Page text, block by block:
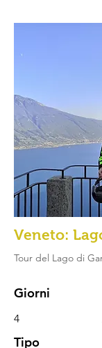
Veneto:
Tour del Lago di
Giorni
4
Tipo